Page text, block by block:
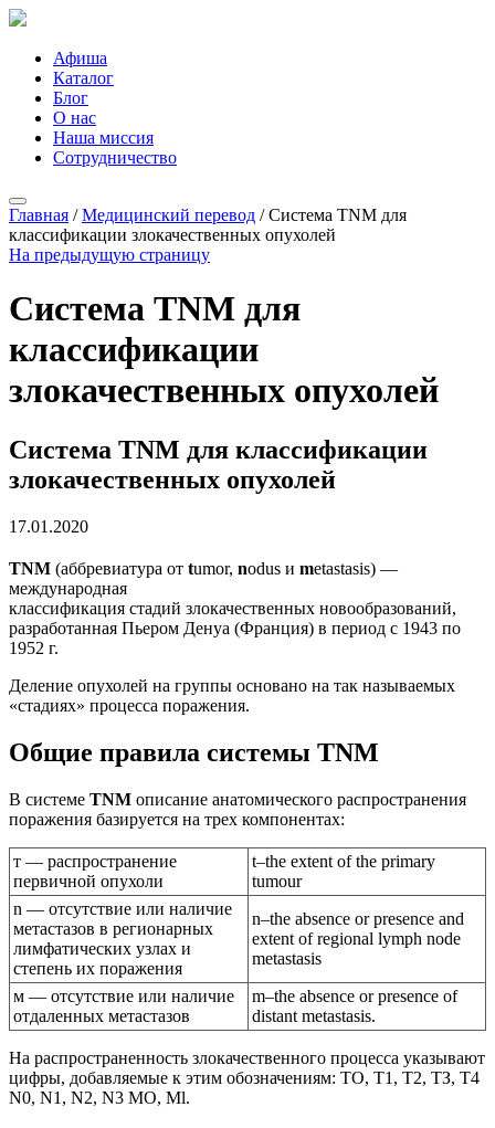
Афиша
Каталог
Блог
О нас
Наша миссия
Сотрудничество
Главная / Медицинский перевод / Система TNM для
классификации злокачественных опухолей
На предыдущую страницу
Система TNM для
классификации
злокачественных опухолей
Система TNM для классификации
злокачественных опухолей
17.01.2020
TNM (аббревиатура от tumor, nodus и metastasis) —
международная
классификация стадий злокачественных новообразований,
разработанная Пьером Денуа (Франция) в период с 1943 по
1952 г.
Деление опухолей на группы основано на так называемых
«стадиях» процесса поражения.
Общие правила системы TNM
В системе TNM описание анатомического распространения
поражения базируется на трех компонентах:
т — распространение
первичной опухоли
t–the extent of the primary
tumour
n — отсутствие или наличие
метастазов в регионарных
лимфатических узлах и
степень их поражения
n–the absence or presence and
extent of regional lymph node
metastasis
м — отсутствие или наличие
отдаленных метастазов
m–the absence or presence of
distant metastasis.
На распространенность злокачественного процесса указывают
цифры, добавляемые к этим обозначениям: ТО, Т1, Т2, ТЗ, Т4
N0, N1, N2, N3 МО, Ml.